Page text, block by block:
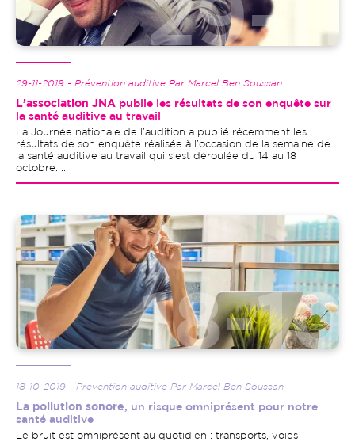
29-11-2019 - Prévention auditive Par Marcel Ben Soussan
L’association JNA publie les résultats de son enquête sur
la santé auditive au travail
La Journée nationale de l’audition a publié récemment les
résultats de son enquête réalisée à l’occasion de la semaine de
la santé auditive au travail qui s’est déroulée du 14 au 18
octobre. ..
Image
18-10-2019 - Prévention auditive Par Marcel Ben Soussan
La pollution sonore, un risque omniprésent pour notre
santé auditive
Le bruit est omniprésent au quotidien : transports, voies